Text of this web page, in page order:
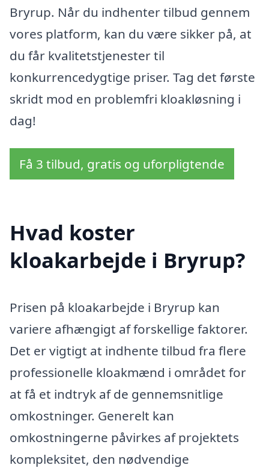
Bryrup. Når du indhenter tilbud gennem
vores platform, kan du være sikker på, at
du får kvalitetstjenester til
konkurrencedygtige priser. Tag det første
skridt mod en problemfri kloakløsning i
dag!
Få 3 tilbud, gratis og uforpligtende
Hvad koster
kloakarbejde i Bryrup?
Prisen på kloakarbejde i Bryrup kan
variere afhængigt af forskellige faktorer.
Det er vigtigt at indhente tilbud fra flere
professionelle kloakmænd i området for
at få et indtryk af de gennemsnitlige
omkostninger. Generelt kan
omkostningerne påvirkes af projektets
kompleksitet, den nødvendige